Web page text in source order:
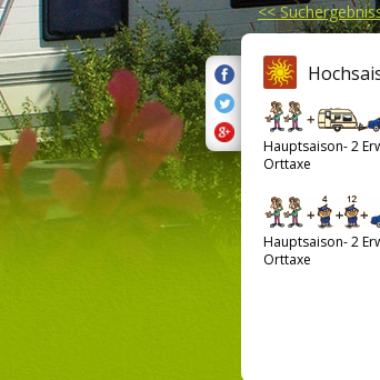
<<
Hauptsaison- 2
Orttaxe
Hauptsaison- 2
Orttaxe